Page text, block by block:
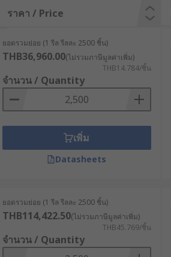
ราคา / Price
ยอดรวมย่อย (1 รีล รีลละ 2500 ชิ้น)
THB36,960.00(ไม่รวมภาษีมูลค่าเพิ่ม)
THB14.784/ชิ้น
จำนวน / Quantity
เพิ่ม
Datasheets
ยอดรวมย่อย (1 รีล รีลละ 2500 ชิ้น)
THB114,422.50(ไม่รวมภาษีมูลค่าเพิ่ม)
THB45.769/ชิ้น
จำนวน / Quantity